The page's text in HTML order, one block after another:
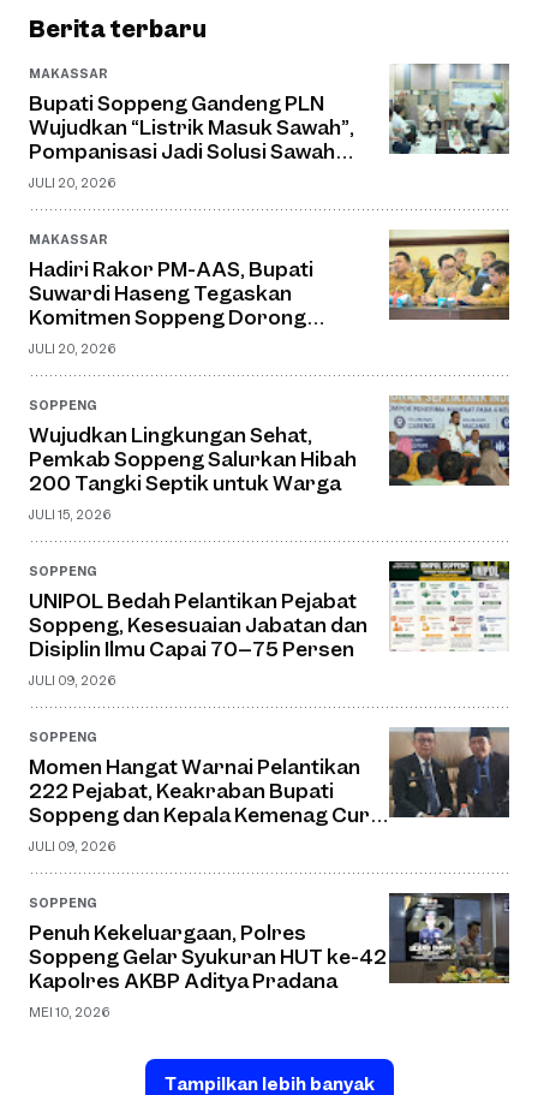
Berita terbaru
MAKASSAR
Bupati Soppeng Gandeng PLN
Wujudkan “Listrik Masuk Sawah”,
Pompanisasi Jadi Solusi Sawah
Tadah Hujan
JULI 20, 2026
MAKASSAR
Hadiri Rakor PM-AAS, Bupati
Suwardi Haseng Tegaskan
Komitmen Soppeng Dorong
Pertanian Modern dan Swasembada
JULI 20, 2026
SOPPENG
Wujudkan Lingkungan Sehat,
Pemkab Soppeng Salurkan Hibah
200 Tangki Septik untuk Warga
JULI 15, 2026
SOPPENG
UNIPOL Bedah Pelantikan Pejabat
Soppeng, Kesesuaian Jabatan dan
Disiplin Ilmu Capai 70–75 Persen
JULI 09, 2026
SOPPENG
Momen Hangat Warnai Pelantikan
222 Pejabat, Keakraban Bupati
Soppeng dan Kepala Kemenag Curi
Perhatian
JULI 09, 2026
SOPPENG
Penuh Kekeluargaan, Polres
Soppeng Gelar Syukuran HUT ke-42
Kapolres AKBP Aditya Pradana
MEI 10, 2026
Tampilkan lebih banyak